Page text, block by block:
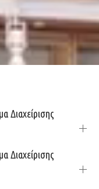
Διαχείρισης
Διαχείρισης